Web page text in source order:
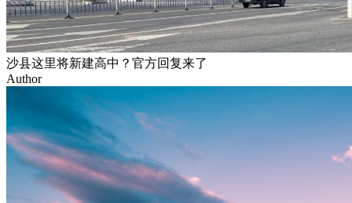
沙县这里将新建高中？官方回复来了
Author